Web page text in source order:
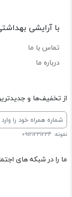
با آرایشی
تماس با ما
درباره ما
از تخفیف‌ها و
نمونه: 09121231234
ما را در شبکه های